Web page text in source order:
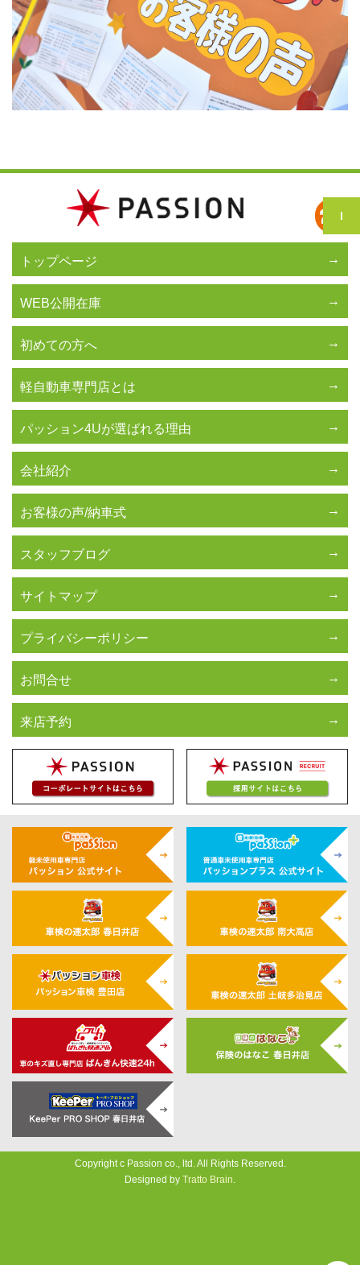
トップページ
WEB公開在庫
初めての方へ
軽自動車専門店とは
パッション4Uが選ばれる理由
会社紹介
お客様の声/納車式
スタッフブログ
サイトマップ
プライバシーポリシー
お問合せ
来店予約
Copyright c Passion co., ltd. All Rights Reserved.
Designed by Tratto Brain.